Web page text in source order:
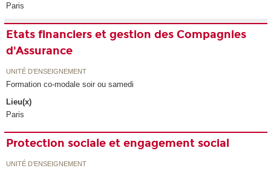
Paris
Etats financiers et gestion des Compagnies
d'Assurance
UNITÉ D’ENSEIGNEMENT
Formation co-modale soir ou samedi
Lieu(x)
Paris
Protection sociale et engagement social
UNITÉ D’ENSEIGNEMENT